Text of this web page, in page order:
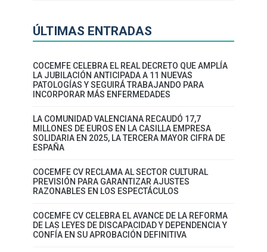
ÚLTIMAS ENTRADAS
COCEMFE CELEBRA EL REAL DECRETO QUE AMPLÍA
LA JUBILACIÓN ANTICIPADA A 11 NUEVAS
PATOLOGÍAS Y SEGUIRÁ TRABAJANDO PARA
INCORPORAR MÁS ENFERMEDADES
LA COMUNIDAD VALENCIANA RECAUDÓ 17,7
MILLONES DE EUROS EN LA CASILLA EMPRESA
SOLIDARIA EN 2025, LA TERCERA MAYOR CIFRA DE
ESPAÑA
COCEMFE CV RECLAMA AL SECTOR CULTURAL
PREVISIÓN PARA GARANTIZAR AJUSTES
RAZONABLES EN LOS ESPECTÁCULOS
COCEMFE CV CELEBRA EL AVANCE DE LA REFORMA
DE LAS LEYES DE DISCAPACIDAD Y DEPENDENCIA Y
CONFÍA EN SU APROBACIÓN DEFINITIVA